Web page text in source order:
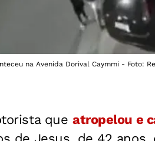
na Avenida Dorival Caymmi - Foto:
que atropelou e